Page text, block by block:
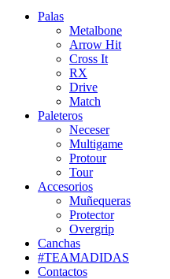
Palas
Metalbone
Arrow Hit
Cross It
RX
Drive
Match
Paleteros
Neceser
Multigame
Protour
Tour
Accesorios
Muñequeras
Protector
Overgrip
Canchas
#TEAMADIDAS
Contactos